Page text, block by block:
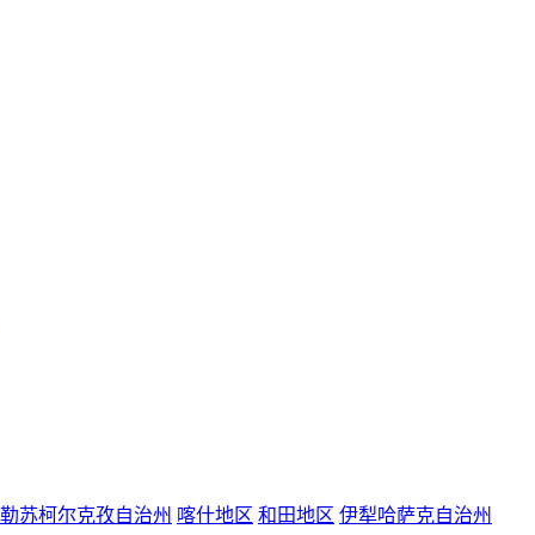
苏柯尔克孜自治州 喀什地区 和田地区 伊犁哈萨克自治州